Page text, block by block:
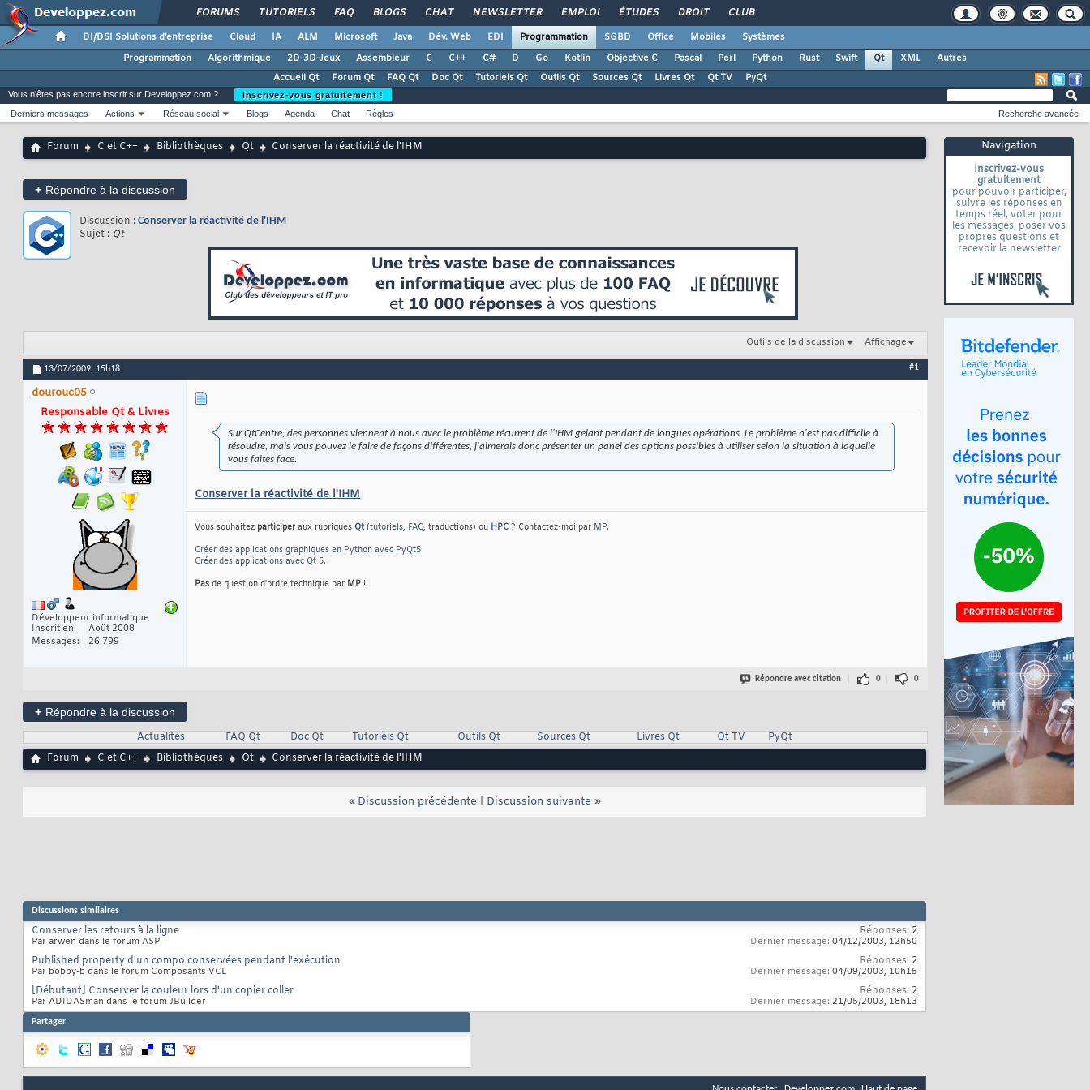
FORUMS TUTORIELS FAQ BLOGS CHAT NEWSLETTER EMPLOI ÉTUDES DROIT CLUB
DI/DSI Solutions d'entreprise Cloud IA ALM Microsoft Java Dév. Web EDI Programmation SGBD Office Mobiles
Systèmes
Programmation
Algorithmique 2D-3D-Jeux Assembleur C C++ C# D Go Kotlin Objective C Pascal Perl Python Rust Swift Qt XML
Autres
Accueil Qt
Forum Qt FAQ Qt Doc Qt Tutoriels Qt Outils Qt Sources Qt Livres Qt Qt TV PyQt
Navigation
Inscrivez-vous
gratuitement
pour pouvoir participer,
suivre les réponses en
temps réel, voter pour
les messages, poser vos
propres questions et
recevoir la newsletter
Vous n'êtes pas encore inscrit sur Developpez.com ?
Inscrivez-vous gratuitement !
Derniers messages
Actions Réseau social Blogs Agenda Chat Règles Recherche avancée
Forum C et C++ Bibliothèques Qt Conserver la réactivité de l'IHM
+ Répondre à la discussion
Discussion : Conserver la réactivité de l'IHM
Sujet : Qt
Outils de la discussion Affichage
13/07/2009, 15h18 #1
dourouc05
Responsable Qt & Livres
Développeur informatique
Inscrit en
Août 2008
Messages
26 799
Sur QtCentre, des personnes viennent à nous avec le problème récurrent de l'IHM gelant pendant de longues opérations. Le problème n'est pas difficile à
résoudre, mais vous pouvez le faire de façons différentes, j'aimerais donc présenter un panel des options possibles à utiliser selon la situation à laquelle
vous faites face.
Conserver la réactivité de l'IHM
Vous souhaitez participer aux rubriques Qt (tutoriels, FAQ, traductions) ou HPC ? Contactez-moi par MP.
Créer des applications graphiques en Python avec PyQt5
Créer des applications avec Qt 5.
Pas de question d'ordre technique par MP !
Répondre avec citation 0 0
+ Répondre à la discussion
Actualités
FAQ Qt Doc Qt Tutoriels Qt Outils Qt Sources Qt Livres Qt Qt TV
PyQt
Forum
C et C++ Bibliothèques Qt Conserver la réactivité de l'IHM
« Discussion précédente Discussion suivante »
Discussions similaires
Conserver les retours à la ligne
Par arwen dans le forum ASP
Réponses: 2
Dernier message: 04/12/2003, 12h50
Published property d'un compo conservées pendant l'exécution
Par bobby-b dans le forum Composants VCL
Réponses: 2
Dernier message: 04/09/2003, 10h15
[Débutant] Conserver la couleur lors d'un copier coller
Par ADIDASman dans le forum JBuilder
Réponses: 2
Dernier message: 21/05/2003, 18h13
Partager